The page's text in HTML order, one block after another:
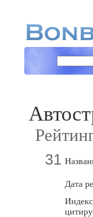
31
Дата
Индекс